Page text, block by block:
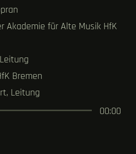
Akademie für Alte Musik HfK
Bremen
Leitung
00:00